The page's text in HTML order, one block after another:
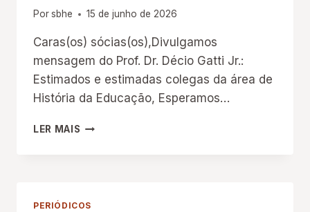
Porsbhe 15 de junho de 2026
Caras(os) sócias(os),Divulgamos
mensagem do Prof. Dr. Décio Gatti Jr.:
Estimados e estimadas colegas da área de
História da Educação, Esperamos…
LER MAIS CADERNOS
PERIÓDICOS